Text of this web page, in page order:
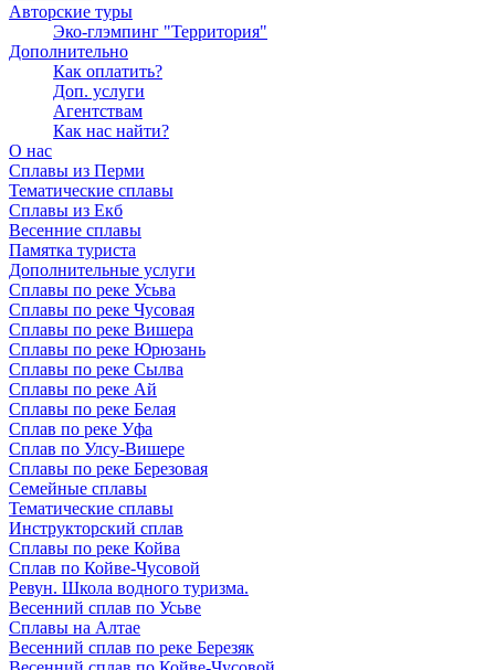
Авторские туры
Эко-глэмпинг "Территория"
Дополнительно
Как оплатить?
Доп. услуги
Агентствам
Как нас найти?
О нас
Сплавы из Перми
Тематические сплавы
Сплавы из Екб
Весенние сплавы
Памятка туриста
Дополнительные услуги
Сплавы по реке Усьва
Сплавы по реке Чусовая
Сплавы по реке Вишера
Сплавы по реке Юрюзань
Сплавы по реке Сылва
Сплавы по реке Ай
Сплавы по реке Белая
Сплав по реке Уфа
Сплав по Улсу-Вишере
Сплавы по реке Березовая
Семейные сплавы
Тематические сплавы
Инструкторский сплав
Сплавы по реке Койва
Сплав по Койве-Чусовой
Ревун. Школа водного туризма.
Весенний сплав по Усьве
Сплавы на Алтае
Весенний сплав по реке Березяк